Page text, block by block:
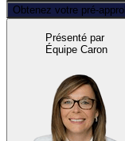
Obtenez votre pré-
Présenté par
Équipe Caron